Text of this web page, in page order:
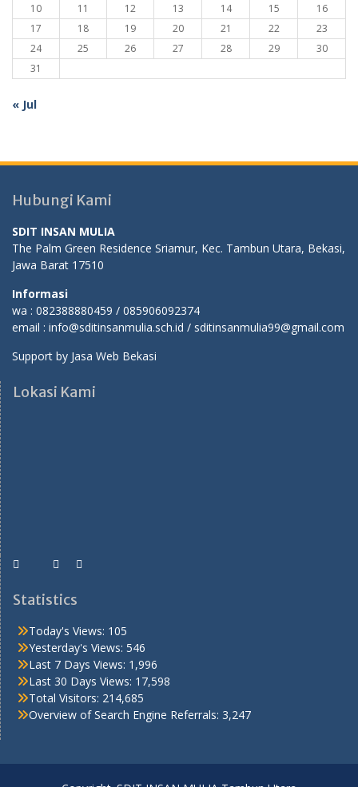
10
11 12 13 14 15
16
17
18 19 20 21 22
23
24
25 26 27 28 29
30
31
« Jul
Hubungi Kami
SDIT INSAN MULIA
The Palm Green Residence Sriamur, Kec. Tambun Utara, Bekasi,
Jawa Barat 17510
Informasi
wa : 082388880459 / 085906092374
email : info@sditinsanmulia.sch.id / sditinsanmulia99@gmail.com
Support by Jasa Web Bekasi
Lokasi Kami
Statistics
Today's Views: 105
Yesterday's Views: 546
Last 7 Days Views: 1,996
Last 30 Days Views: 17,598
Total Visitors: 214,685
Overview of Search Engine Referrals: 3,247